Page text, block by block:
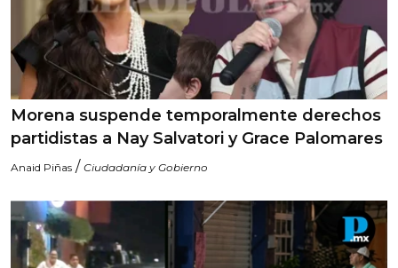
Morena suspende temporalmente derechos
partidistas a Nay Salvatori y Grace Palomares
Anaid Piñas / Ciudadanía y Gobierno